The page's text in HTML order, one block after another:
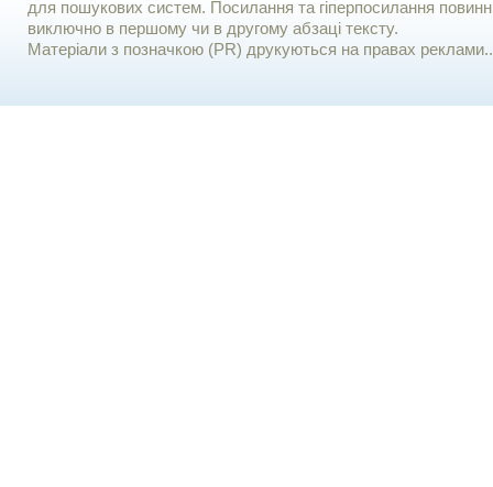
для пошукових систем. Посилання та гіперпосилання
виключно в першому чи в другому абзаці тексту.
Матеріали з позначкою (PR) друкуються на правах реклами..